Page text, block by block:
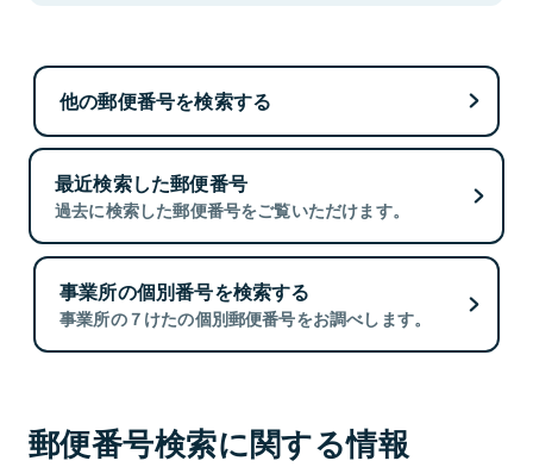
他の郵便番号を検索する
最近検索した郵便番号
過去に検索した郵便番号をご覧いただけます。
事業所の個別番号を検索する
事業所の７けたの個別郵便番号をお調べします。
郵便番号検索に関する情報